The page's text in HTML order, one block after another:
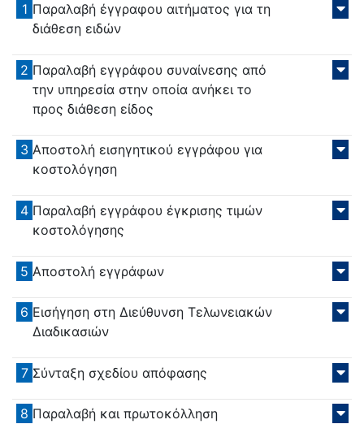
1 Παραλαβή έγγραφου αιτήματος για τη
διάθεση ειδών
2 Παραλαβή εγγράφου συναίνεσης από
την υπηρεσία στην οποία ανήκει το
προς διάθεση είδος
3 Αποστολή εισηγητικού εγγράφου για
κοστολόγηση
4 Παραλαβή εγγράφου έγκρισης τιμών
κοστολόγησης
5 Αποστολή εγγράφων
6 Εισήγηση στη Διεύθυνση Τελωνειακών
Διαδικασιών
7 Σύνταξη σχεδίου απόφασης
8 Παραλαβή και πρωτοκόλληση